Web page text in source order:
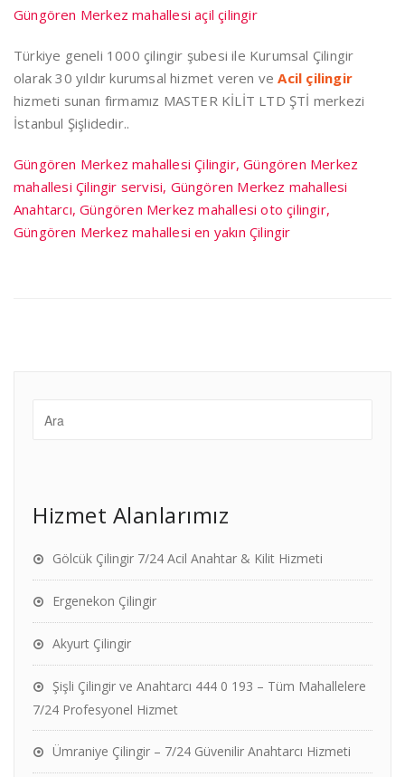
Güngören Merkez mahallesi açil çilingir
Türkiye geneli 1000 çilingir şubesi ile Kurumsal Çilingir
olarak 30 yıldır kurumsal hizmet veren veAcil çilingir
hizmeti sunan firmamız MASTER KİLİT LTD ŞTİ merkezi
İstanbul Şişlidedir..
Güngören Merkez mahallesi Çilingir, Güngören Merkez
mahallesi Çilingir servisi, Güngören Merkez mahallesi
Anahtarcı, Güngören Merkez mahallesi oto çilingir,
Güngören Merkez mahallesi en yakın Çilingir
Hizmet Alanlarımız
Gölcük Çilingir 7/24 Acil Anahtar & Kilit Hizmeti
Ergenekon Çilingir
Akyurt Çilingir
Şişli Çilingir ve Anahtarcı 444 0 193 – Tüm Mahallelere
7/24 Profesyonel Hizmet
Ümraniye Çilingir – 7/24 Güvenilir Anahtarcı Hizmeti